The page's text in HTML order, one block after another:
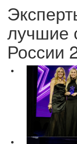
лучшие
России